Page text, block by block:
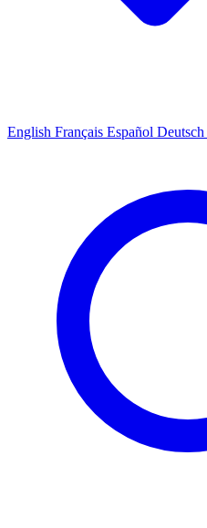
English Français Español Deutsch